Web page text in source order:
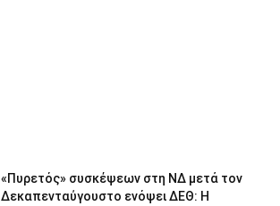
«Πυρετός» συσκέψεων στη ΝΔ μετά τον
Δεκαπενταύγουστο ενόψει ΔΕΘ: Η